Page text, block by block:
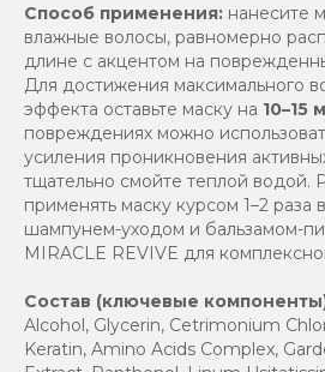
Способ применения: нанесите
влажные волосы, равномерно
длине с акцентом на
Для достижения максимального
эффекта оставьте маску на 10–15
повреждениях можно
усиления проникновения
тщательно смойте теплой водой.
применять маску курсом 1–2
шампунем-уходом и бальзамом-
MIRACLE REVIVE для
Состав (ключевые
Alcohol, Glycerin, Cetrimonium
Keratin, Amino Acids Complex,